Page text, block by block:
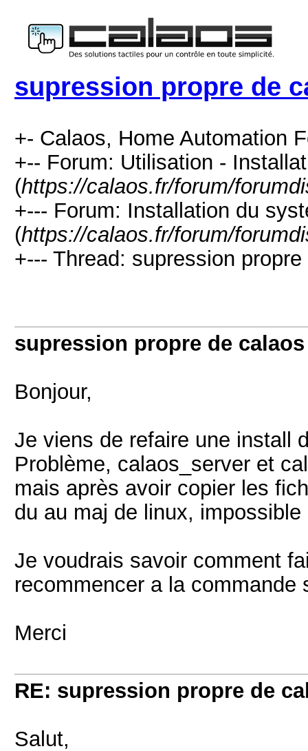
supression propre de
+- Calaos, Home Automation
+-- Forum: Utilisation -
(https://calaos.fr/forum/
+--- Forum: Installation du
(https://calaos.fr/forum/
+--- Thread: supression
supression propre de calaos
Bonjour,
Je viens de refaire une install
Problème, calaos_server et
mais après avoir copier les
du au maj de linux,
Je voudrais savoir comment
recommencer a la
Merci
RE: supression propre de
Salut,